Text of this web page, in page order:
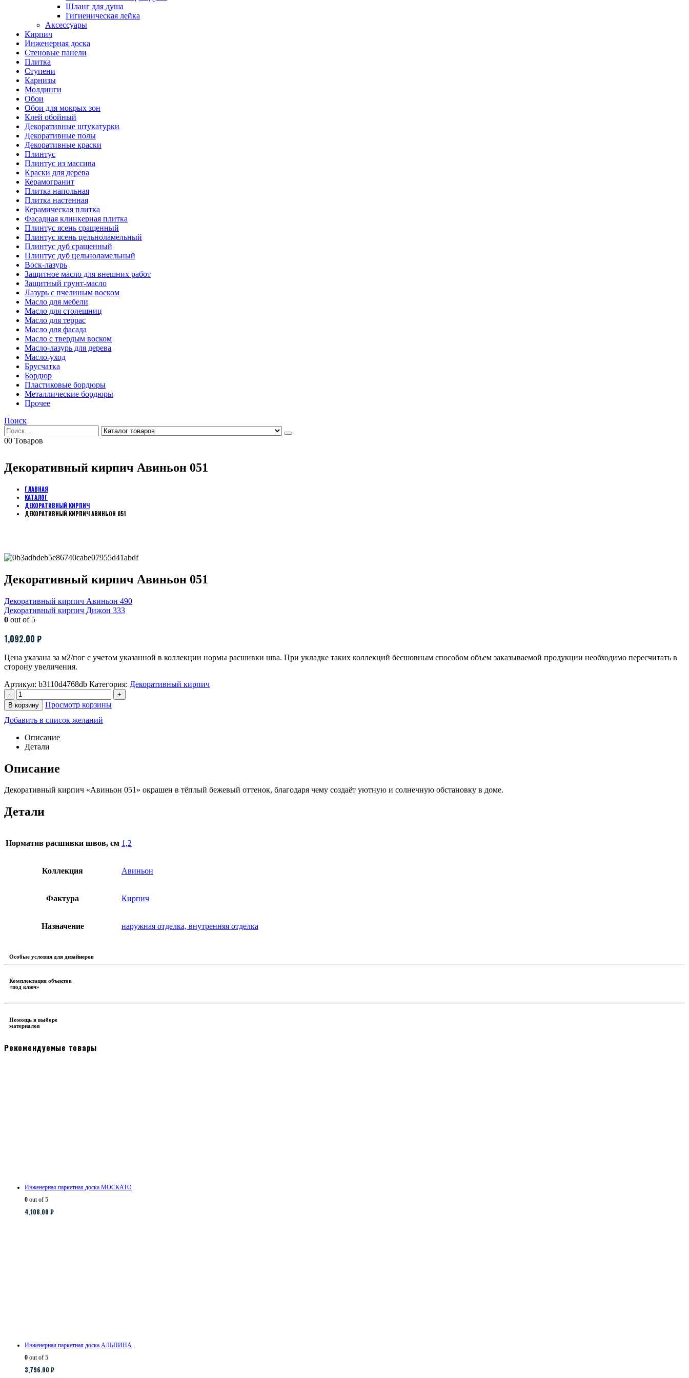
Шланг для душа
Гигиеническая лейка
Аксессуары
Кирпич
Инженерная доска
Стеновые панели
Плитка
Ступени
Карнизы
Молдинги
Обои
Обои для мокрых зон
Клей обойный
Декоративные штукатурки
Декоративные полы
Декоративные краски
Плинтус
Плинтус из массива
Краски для дерева
Керамогранит
Плитка напольная
Плитка настенная
Керамическая плитка
Фасадная клинкерная плитка
Плинтус ясень сращенный
Плинтус ясень цельноламельный
Плинтус дуб сращенный
Плинтус дуб цельноламельный
Воск-лазурь
Защитное масло для внешних работ
Защитный грунт-масло
Лазурь с пчелиным воском
Масло для мебели
Масло для столешниц
Масло для террас
Масло для фасада
Масло с твердым воском
Масло-лазурь для дерева
Масло-уход
Брусчатка
Бордюр
Пластиковые бордюры
Металлические бордюры
Прочее
Поиск
00 Товаров
Декоративный кирпич Авиньон 051
ГЛАВНАЯ
КАТАЛОГ
ДЕКОРАТИВНЫЙ КИРПИЧ
ДЕКОРАТИВНЫЙ КИРПИЧ АВИНЬОН 051
Декоративный кирпич Авиньон 051
Декоративный кирпич Авиньон 490
Декоративный кирпич Дижон 333
0 out of 5
1,092.00 ₽
Цена указана за м2/пог с учетом указанной в коллекции нормы расшивки шва. При укладке таких коллекций бесшовным способом объем заказываемой продукции необходимо пересчитать в
сторону увеличения.
Артикул: b3110d4768db Категория: Декоративный кирпич
-
+
В корзину
Просмотр корзины
Добавить в список желаний
Описание
Детали
Описание
Декоративный кирпич «Авиньон 051» окрашен в тёплый бежевый оттенок, благодаря чему создаёт уютную и солнечную обстановку в доме.
Детали
Норматив расшивки швов, см 1,2
Коллекция Авиньон
Фактура Кирпич
Назначение наружная отделка, внутренняя отделка
Особые условия для дизайнеров
Комплектация объектов
«под ключ»
Помощь в выборе
материалов
Рекомендуемые товары
Инженерная паркетная доска МОСКАТО
0 out of 5
4,108.00 ₽
Инженерная паркетная доска АЛЬПИНА
0 out of 5
3,796.00 ₽